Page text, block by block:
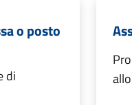
o posto
di